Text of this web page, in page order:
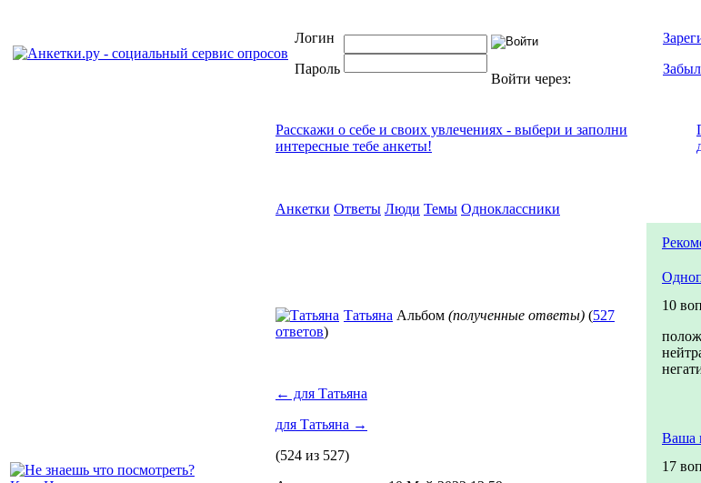
Логин
Пароль
Войти через:
Расскажи о себе и своих увлечениях - выбери и заполни
интересные тебе анкеты!
Анкетки Ответы Люди Темы Одноклассники
Татьяна Альбом (полученные ответы) (527
ответов)
← для Татьяна
для Татьяна →
(524 из 527)
10
Ваша
17